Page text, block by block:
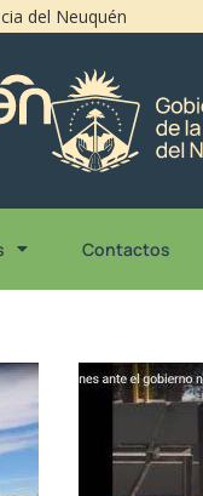
del Neuquén
Contactos